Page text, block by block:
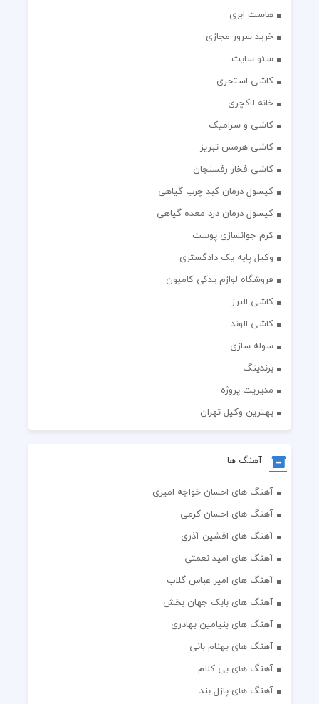
هاست ابری
خرید سرور مجازی
سئو سایت
کاشی استخری
خانه لاکچری
کاشی و سرامیک
کاشی هرمس تبریز
کاشی فخار رفسنجان
کپسول درمان کبد چرب گیاهی
کپسول درمان درد معده گیاهی
کرم جوانسازی پوست
وکیل پایه یک دادگستری
فروشگاه لوازم یدکی کامیون
کاشی البرز
کاشی الوند
سوله سازی
برندینگ
مدیریت پروژه
بهترین وکیل تهران
آهنگ ها
آهنگ های احسان خواجه امیری
آهنگ های احسان کرمی
آهنگ های افشین آذری
آهنگ های امید نعمتی
آهنگ های امیر عباس گلاب
آهنگ های بابک جهان بخش
آهنگ های بنیامین بهادری
آهنگ های بهنام بانی
آهنگ های بی کلام
آهنگ های پازل بند